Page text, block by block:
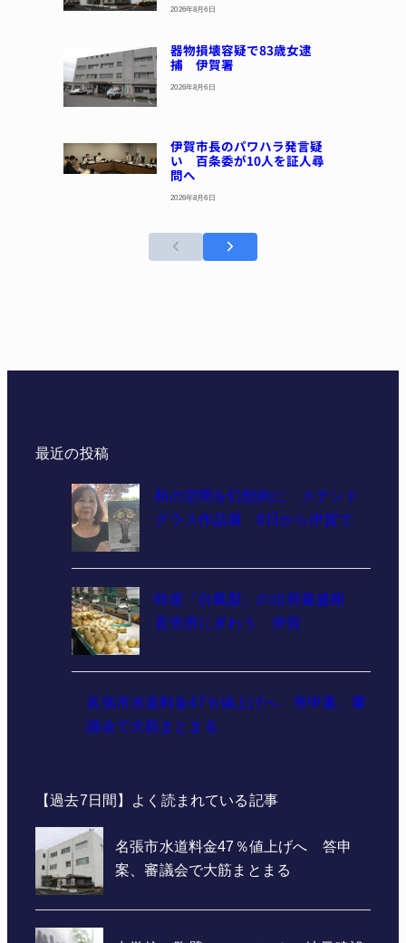
2026年8月6日
器物損壊容疑で83歳女逮
捕 伊賀署
2026年8月6日
伊賀市長のパワハラ発言疑
い 百条委が10人を証人尋
問へ
2026年8月6日
最近の投稿
和の空間を幻想的に ステンド
グラス作品展 8日から伊賀で
特産「白鳳梨」の出荷最盛期
直売所にぎわう 伊賀
名張市水道料金47％値上げへ 答申案、審
議会で大筋まとまる
【過去7日間】よく読まれている記事